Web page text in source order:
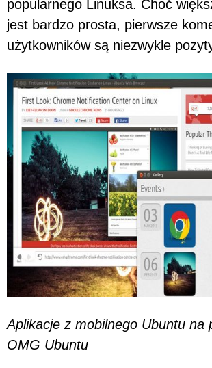
popularnego Linuksa. Choć
jest bardzo prosta, pierwsze
użytkowników są niezwykle
Aplikacje z mobilnego Ubuntu na
OMG Ubuntu